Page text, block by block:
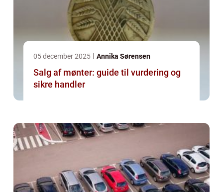
05 december 2025 Annika Sørensen
Salg af mønter: guide til vurdering og
sikre handler